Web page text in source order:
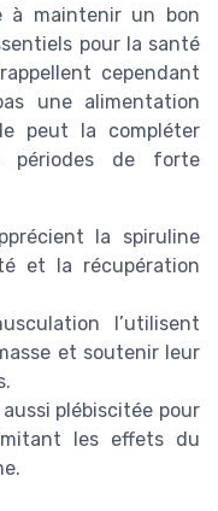
à maintenir un bon
pour la santé
cependant
une alimentation
peut la compléter
périodes de forte
la spiruline
et la récupération
l’utilisent
et soutenir leur
plébiscitée pour
les effets du